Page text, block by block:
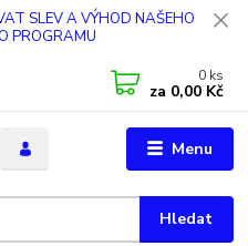
SLEV A VÝHOD NAŠEHO
PROGRAMU
Menu
Hledat
0 ks
za 0,00 Kč